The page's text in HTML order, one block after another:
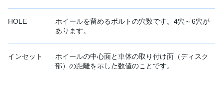
HOLE
ホイールを留めるボルトの穴数です。4穴～6穴が
あります。
インセット
ホイールの中心面と車体の取り付け面（ディスク
部）の距離を示した数値のことです。